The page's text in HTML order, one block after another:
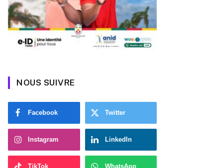
NOUS SUIVRE
Facebook Twitter
Instagram LinkedIn
TikTok WhatsApp